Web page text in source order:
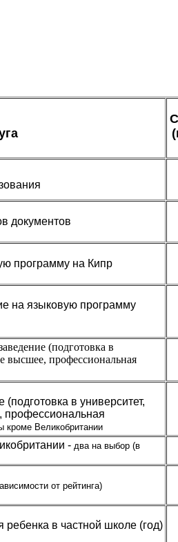
документов
программу на Кипр
на языковую программу
(подготовка в
высшее, профессиональная
в университет,
кроме Великобритании
- два на выбор (в
от рейтинга)
ребенка в частной школе (год)